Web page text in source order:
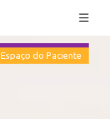
Espaço do Paciente